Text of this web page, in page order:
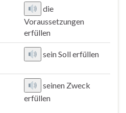
die
Voraussetzungen
erfüllen
sein Soll erfüllen
seinen Zweck
erfüllen